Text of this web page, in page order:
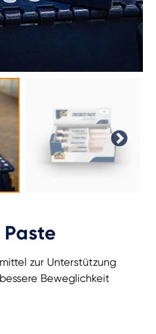
zur Unterstützung
Beweglichkeit